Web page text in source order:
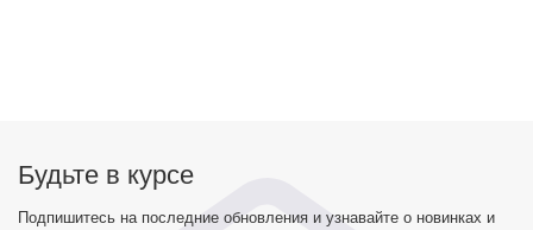
Будьте в курсе
Подпишитесь на последние обновления и узнавайте о новинках и